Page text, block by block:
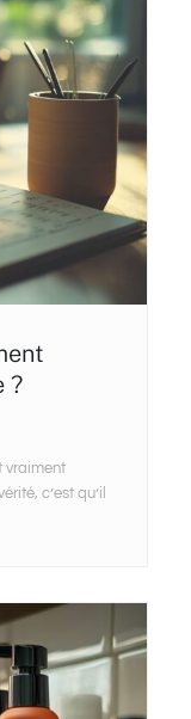
?
vraiment
c’est qu’il